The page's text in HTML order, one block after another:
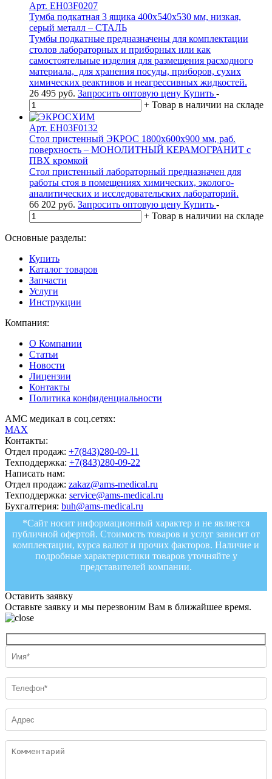
Арт. EH03F0207
Тумба подкатная 3 ящика 400х540х530 мм, низкая,
серый металл – СТАЛЬ
Тумбы подкатные предназначены для комплектации
столов лабораторных и приборных или как
самостоятельные изделия для размещения расходного
материала, для хранения посуды, приборов, сухих
химических реактивов и неагрессивных жидкостей.
26 495 руб. Запросить оптовую цену Купить -
+ Товар в наличии на складе
Арт. EH03F0132
Стол пристенный ЭКРОС 1800х600х900 мм, раб.
поверхность – МОНОЛИТНЫЙ КЕРАМОГРАНИТ с
ПВХ кромкой
Стол пристенный лабораторный предназначен для
работы стоя в помещениях химических, эколого-
аналитических и исследовательских лабораторий.
66 202 руб. Запросить оптовую цену Купить -
+ Товар в наличии на складе
Основные разделы:
Купить
Каталог товаров
Запчасти
Услуги
Инструкции
Компания:
О Компании
Статьи
Новости
Лицензии
Контакты
Политика конфиденциальности
АМС медикал в соц.сетях:
MAX
Контакты:
Отдел продаж: +7(843)280-09-11
Техподдержка: +7(843)280-09-22
Написать нам:
Отдел продаж: zakaz@ams-medical.ru
Техподдержка: service@ams-medical.ru
Бухгалтерия: buh@ams-medical.ru
*Сайт носит информационный характер и не является
публичной офертой. Стоимость товаров и услуг зависит от
комплектации, курса валют и прочих факторов. Наличие и
подробные характеристики товаров уточняйте у
представителей компании.
Оставить заявку
Оставьте заявку и мы перезвоним Вам в ближайшее время.